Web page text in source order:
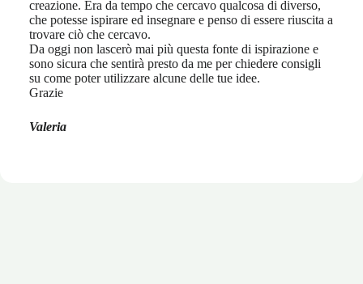
creazione. Era da tempo che cercavo qualcosa di diverso,
che potesse ispirare ed insegnare e penso di essere riuscita a
trovare ciò che cercavo.
Da oggi non lascerò mai più questa fonte di ispirazione e
sono sicura che sentirà presto da me per chiedere consigli
su come poter utilizzare alcune delle tue idee.
Grazie
Valeria